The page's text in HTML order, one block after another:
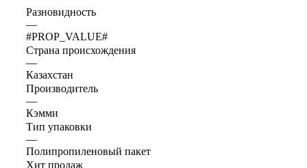
Разновидность
—
#PROP_VALUE#
Страна происхождения
—
Казахстан
Производитель
—
Кэмми
Тип упаковки
—
Полипропиленовый пакет
Хит продаж